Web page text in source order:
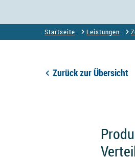
Startseite Leistungen
Zurück zur Übersicht